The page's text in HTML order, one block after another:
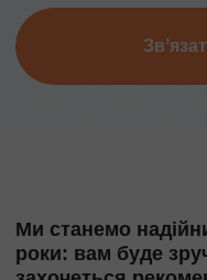
Ми станемо
роки: вам буде